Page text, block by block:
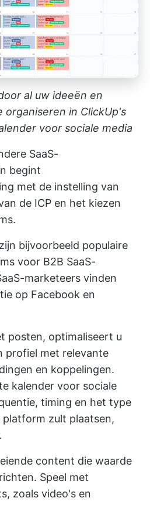
al uw ideeën en
in ClickUp's
voor sociale media
SaaS-
begint
met de instelling van
de ICP en het kiezen
bijvoorbeeld populaire
voor B2B SaaS-
marketeers vinden
op Facebook en
posten, optimaliseert u
profiel met relevante
en koppelingen.
kalender voor sociale
timing en het type
zult plaatsen,
content die waarde
Speel met
zoals video's en